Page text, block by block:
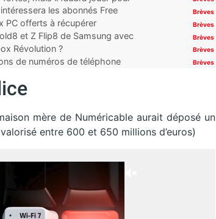
les abonnés Free
Brèves
PC offerts à récupérer Brèves
et Z Flip8 de Samsung avec
Brèves
Révolution ? Brèves
de numéros de téléphone
Brèves
mère de Numéricable aurait déposé un
entre 600 et 650 millions d’euros)